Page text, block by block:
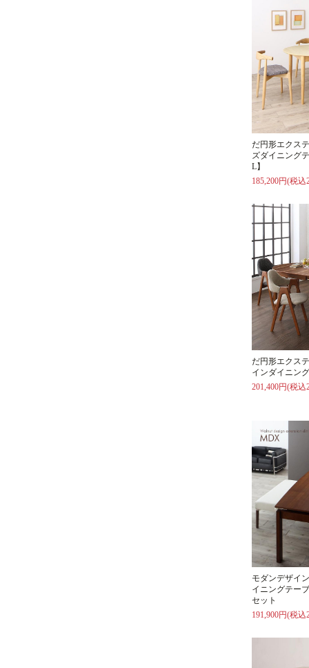
だ円形エクス
ズダイニング
L】
185,200円(税込
だ円形エクス
インダイニン
201,400円(税込
モダンデザイ
イニングテー
セット
191,900円(税込